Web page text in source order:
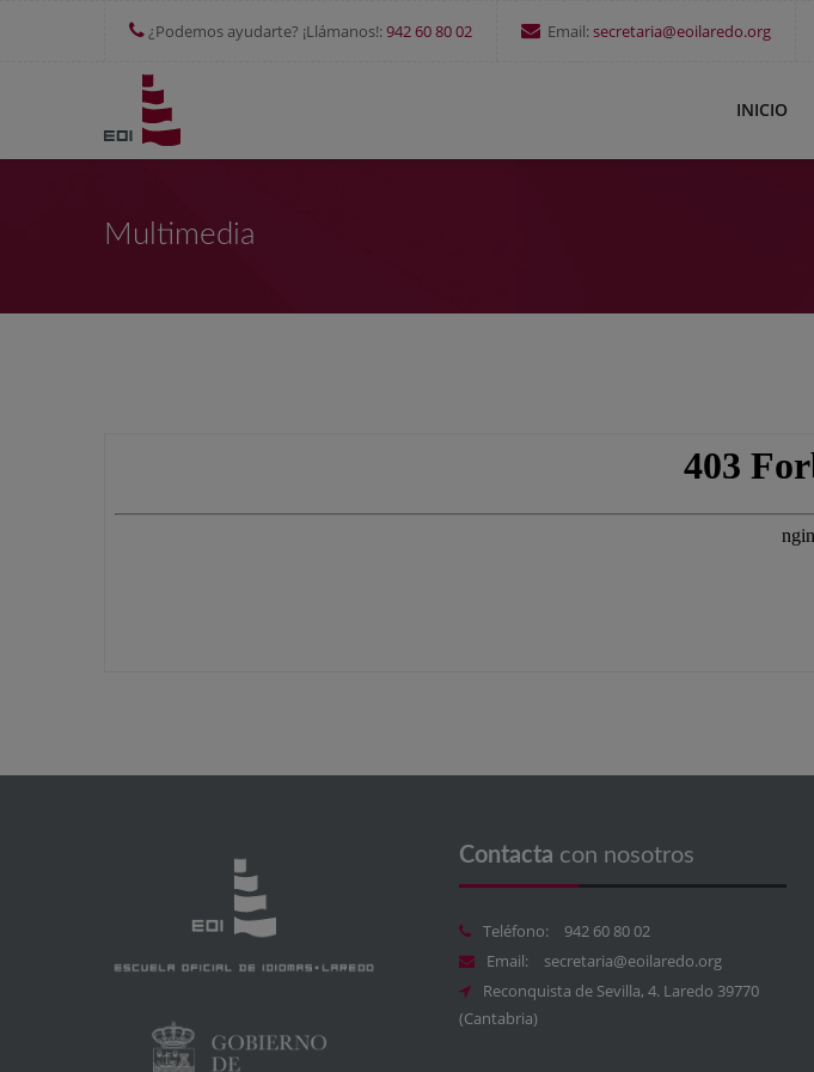
¿Podemos ayudarte? ¡Llámanos!:942 60 80 02 Email:secretaria@eoilaredo.org
INICIO
Multimedia
Contacta con nosotros
Teléfono:
942 60 80 02
Email:
secretaria@eoilaredo.org
Reconquista de Sevilla, 4. Laredo 39770
(Cantabria)